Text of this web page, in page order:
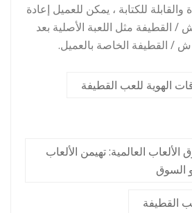
للكتابة ، يمكن للعميل إعادة
/ القطيفة مثل اللعبة الأصلية بعد
/ القطيفة الخاصة بالعميل.
الهوية للعب القطيفة
العالمية: تهيمن الألعاب
السوق
القطيفة